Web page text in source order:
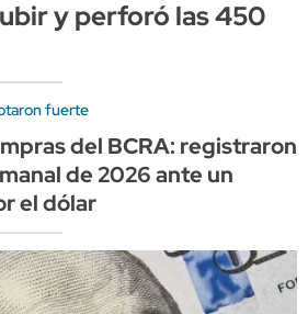
y perforó las 450
fuerte
del BCRA: registraron
de 2026 ante un
el dólar